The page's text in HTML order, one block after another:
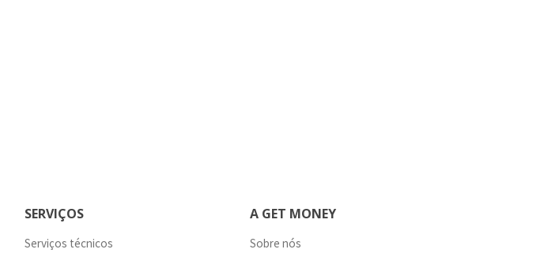
SERVIÇOS
Serviços técnicos
A GET MONEY
Sobre nós